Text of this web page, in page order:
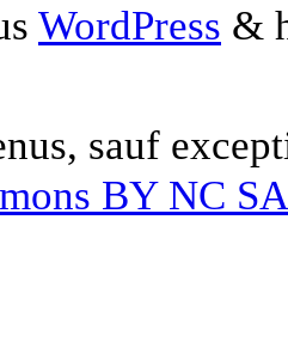
WordPress &
sauf
BY NC SA